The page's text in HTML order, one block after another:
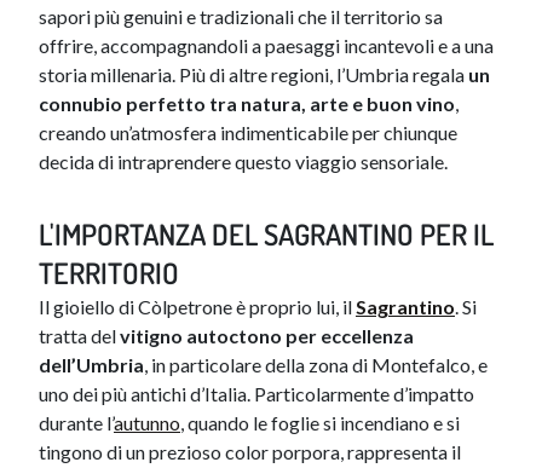
sapori più genuini e tradizionali che il territorio sa
offrire, accompagnandoli a paesaggi incantevoli e a una
storia millenaria. Più di altre regioni, l’Umbria regala un
connubio perfetto tra natura, arte e buon vino,
creando un’atmosfera indimenticabile per chiunque
decida di intraprendere questo viaggio sensoriale.
L'IMPORTANZA DEL SAGRANTINO PER IL
TERRITORIO
Il gioiello di Còlpetrone è proprio lui, ilSagrantino. Si
tratta delvitigno autoctono per eccellenza
dell’Umbria, in particolare della zona di Montefalco, e
uno dei più antichi d’Italia. Particolarmente d’impatto
durante l’autunno, quando le foglie si incendiano e si
tingono di un prezioso color porpora, rappresenta il